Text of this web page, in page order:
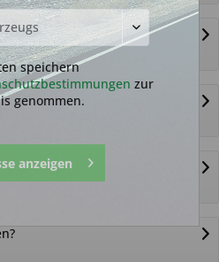
speichern
zur
genommen.
anzeigen